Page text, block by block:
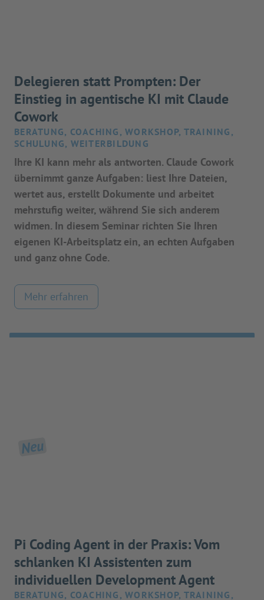
Delegieren statt Prompten: Der
Einstieg in agentische KI mit Claude
Cowork
BERATUNG, COACHING, WORKSHOP, TRAINING,
SCHULUNG, WEITERBILDUNG
Ihre KI kann mehr als antworten. Claude Cowork
übernimmt ganze Aufgaben: liest Ihre Dateien,
wertet aus, erstellt Dokumente und arbeitet
mehrstufig weiter, während Sie sich anderem
widmen. In diesem Seminar richten Sie Ihren
eigenen KI-Arbeitsplatz ein, an echten Aufgaben
und ganz ohne Code.
Mehr erfahren
Neu
Pi Coding Agent in der Praxis: Vom
schlanken KI Assistenten zum
individuellen Development Agent
BERATUNG, COACHING, WORKSHOP, TRAINING,